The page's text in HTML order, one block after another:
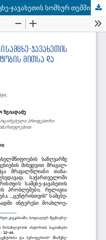
რელიგიის თავისებურებებისამცხე-ჯავახეთის სომხურ თემში: ტოლერანტობის მითსა და რეალობას შორის (სოფელ ხოსპიოს მაგალითი)